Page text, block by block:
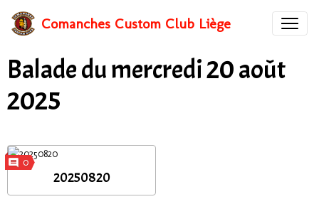
Comanches Custom Club Liège
Balade du mercredi 20 août
2025
0
20250820